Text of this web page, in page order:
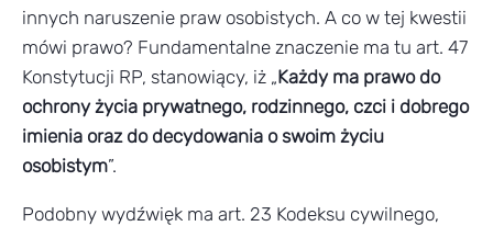
innych naruszenie praw osobistych. A co w tej kwestii
mówi prawo? Fundamentalne znaczenie ma tu art. 47
Konstytucji RP, stanowiący, iż „Każdy ma prawo do
ochrony życia prywatnego, rodzinnego, czci i dobrego
imienia oraz do decydowania o swoim życiu
osobistym”.
Podobny wydźwięk ma art. 23 Kodeksu cywilnego,